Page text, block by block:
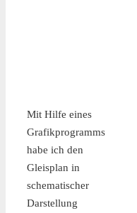
Mit Hilfe eines
Grafikprogramms
habe ich den
Gleisplan in
schematischer
Darstellung